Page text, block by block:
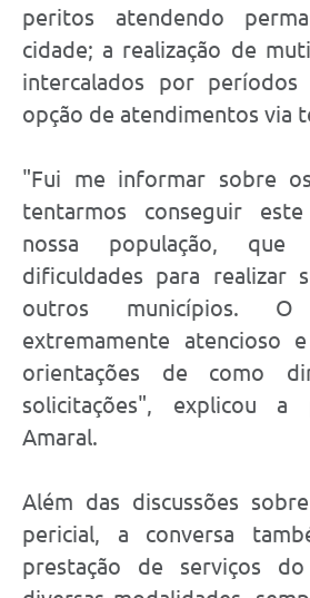
peritos atendendo
cidade; a realização de
intercalados por
opção de atendimentos via
"Fui me informar sobre
tentarmos conseguir
nossa população, que
dificuldades para realizar
outros municípios.
extremamente atencioso
orientações de como
solicitações", explicou a
Amaral.
Além das discussões
pericial, a conversa
prestação de serviços